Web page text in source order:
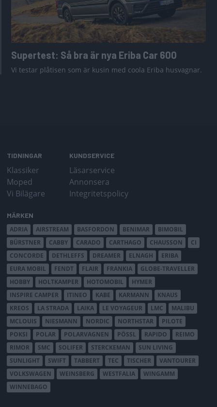
Supertest: Så bra är nya Eriba Car 600
Vi testar plåtisen som är kusin med coola Eriba husvagnar.
TIDNINGAR
Klassiker
Moped
Vi Bilägare
KUNDSERVICE
Läsarservice
Annonsera
Integritetspolicy
MÄRKEN
ADRIA
AIRSTREAM BASFORDON BENIMAR
BIMOBIL
BÜRSTNER
CABBY CARADO CARTHAGO CHAUSSON
CI
CONCORDE
DETHLEFFS DREAMER ELNAGH
ERIBA
EURA MOBIL
FENDT FLAIR FRANKIA
GLOBE-TRAVELLER
HOBBY
HOLTKAMPER HOTOMOBIL
HYMER
INSPIRE CAMPER
ITINEO KABE KARMANN
KNAUS
KREOS
LA STRADA LAIKA LE VOYAGEUR LMC
MALIBU
MCLOUIS
NIESMANN NORDIC NORTHSTAR
PILOTE
POKSI
POLAR POLARVAGNEN PÖSSL RAPIDO
REIMO
RIMOR
SMC SOLIFER STERCKEMAN
SUN LIVING
SUNLIGHT
SWIFT TABBERT TEC TISCHER
VANTOURER
VOLKSWAGEN
WEINSBERG WESTFALIA
WINGAMM
WINNEBAGO